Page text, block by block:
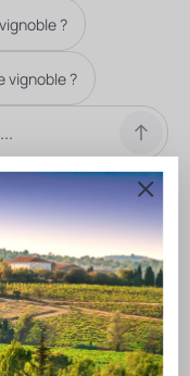
?
vignoble ?
Pyrénées-
sols sont
et
noirs mais